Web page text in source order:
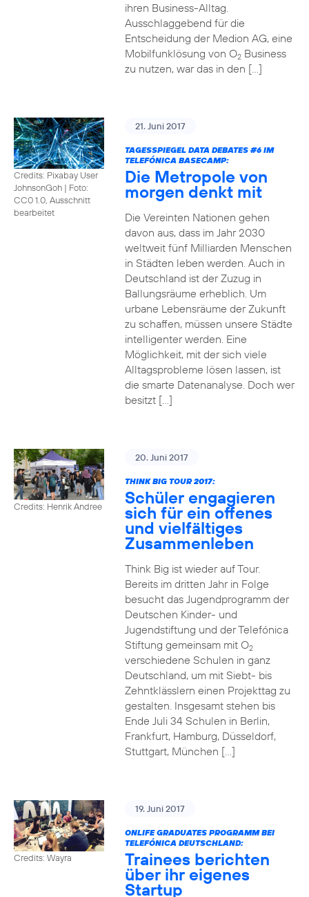
ihren Business-Alltag.
Ausschlaggebend für die
Entscheidung der Medion AG, eine
Mobilfunklösung von O2Business
zu nutzen, war das in den […]
Credits: Pixabay User
JohnsonGoh | Foto:
CC0 1.0, Ausschnitt
bearbeitet
21. Juni 2017
TAGESSPIEGEL DATA DEBATES #6IM
TELEFÓNICA BASECAMP:
Die Metropole von
morgen denkt mit
Die Vereinten Nationen gehen
davon aus, dass im Jahr 2030
weltweit fünf Milliarden Menschen
in Städten leben werden. Auch in
Deutschland ist der Zuzug in
Ballungsräume erheblich. Um
urbane Lebensräume der Zukunft
zu schaffen, müssen unsere Städte
intelligenter werden. Eine
Möglichkeit, mit der sich viele
Alltagsprobleme lösen lassen, ist
die smarte Datenanalyse. Doch wer
besitzt […]
Credits: Henrik Andree
20. Juni 2017
THINK BIG TOUR 2017:
Schüler engagieren
sich für ein offenes
und vielfältiges
Zusammenleben
Think Big ist wieder auf Tour.
Bereits im dritten Jahr in Folge
besucht das Jugendprogramm der
Deutschen Kinder- und
Jugendstiftung und der Telefónica
Stiftung gemeinsam mit O2
verschiedene Schulen in ganz
Deutschland, um mit Siebt- bis
Zehntklässlern einen Projekttag zu
gestalten. Insgesamt stehen bis
Ende Juli 34 Schulen in Berlin,
Frankfurt, Hamburg, Düsseldorf,
Stuttgart, München […]
Credits: Wayra
19. Juni 2017
ONLIFE GRADUATES PROGRAMM BEI
TELEFÓNICA DEUTSCHLAND:
Trainees berichten
über ihr eigenes
Startup